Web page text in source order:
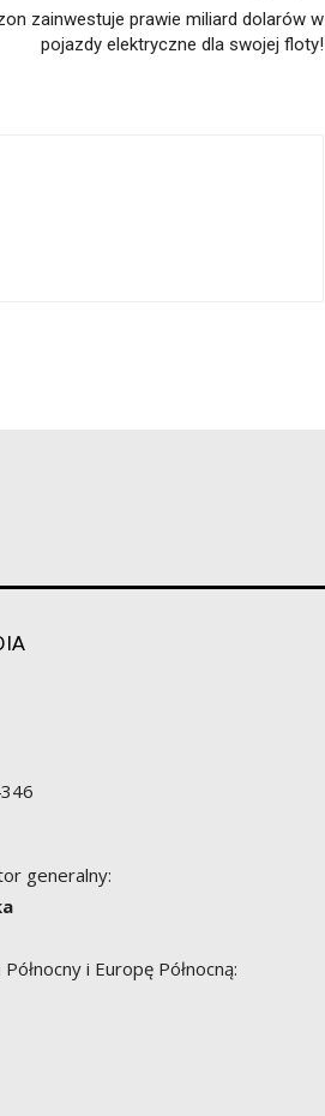
zainwestuje prawie miliard dolarów w
pojazdy elektryczne dla swojej floty!
generalny:
i Europę Północną: